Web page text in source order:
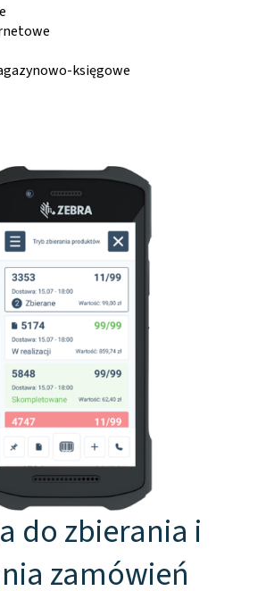
księgowe
do zbierania i
zamówień